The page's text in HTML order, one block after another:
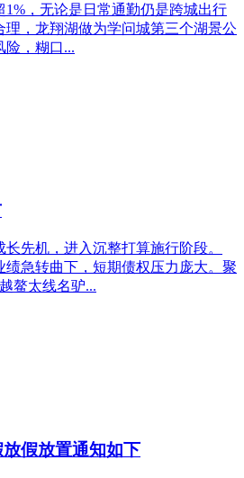
，无论是日常通勤仍是跨城出行
理，龙翔湖做为学问城第三个湖景公
险，糊口...
先机，进入沉整打算施行阶段。
绩急转曲下，短期债权压力庞大。聚
鳌太线名驴...
假放置通知如下